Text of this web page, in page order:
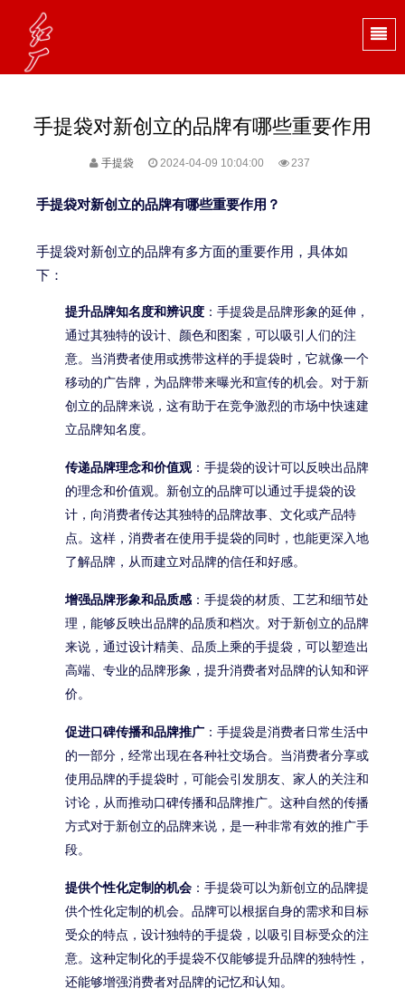
手提袋对新创立的品牌有哪些重要作用
手提袋 2024-04-09 10:04:00 237
手提袋对新创立的品牌有哪些重要作用？
手提袋对新创立的品牌有多方面的重要作用，具体如
下：
提升品牌知名度和辨识度 ：手提袋是品牌形象的延伸，
通过其独特的设计、颜色和图案，可以吸引人们的注
意。当消费者使用或携带这样的手提袋时，它就像一个
移动的广告牌，为品牌带来曝光和宣传的机会。对于新
创立的品牌来说，这有助于在竞争激烈的市场中快速建
立品牌知名度。
传递品牌理念和价值观：手提袋的设计可以反映出品牌
的理念和价值观。新创立的品牌可以通过手提袋的设
计，向消费者传达其独特的品牌故事、文化或产品特
点。这样，消费者在使用手提袋的同时，也能更深入地
了解品牌，从而建立对品牌的信任和好感。
增强品牌形象和品质感 ：手提袋的材质、工艺和细节处
理，能够反映出品牌的品质和档次。对于新创立的品牌
来说，通过设计精美、品质上乘的手提袋，可以塑造出
高端、专业的品牌形象，提升消费者对品牌的认知和评
价。
促进口碑传播和品牌推广 ：手提袋是消费者日常生活中
的一部分，经常出现在各种社交场合。当消费者分享或
使用品牌的手提袋时，可能会引发朋友、家人的关注和
讨论，从而推动口碑传播和品牌推广。这种自然的传播
方式对于新创立的品牌来说，是一种非常有效的推广手
段。
提供个性化定制的机会 ：手提袋可以为新创立的品牌提
供个性化定制的机会。品牌可以根据自身的需求和目标
受众的特点，设计独特的手提袋，以吸引目标受众的注
意。这种定制化的手提袋不仅能够提升品牌的独特性，
还能够增强消费者对品牌的记忆和认知。